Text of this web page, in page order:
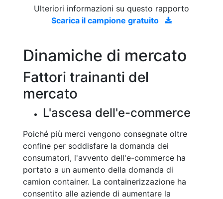
Ulteriori informazioni su questo rapporto
Scarica il campione gratuito
Dinamiche di mercato
Fattori trainanti del
mercato
L'ascesa dell'e-commerce
Poiché più merci vengono consegnate oltre
confine per soddisfare la domanda dei
consumatori, l'avvento dell'e-commerce ha
portato a un aumento della domanda di
camion container. La containerizzazione ha
consentito alle aziende di aumentare la